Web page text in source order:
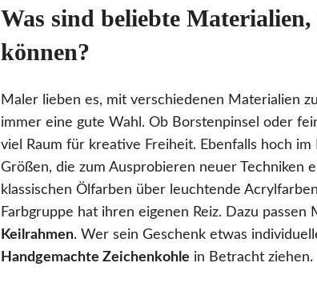
Was sind beliebte
können?
Maler lieben es, mit verschiedenen Materialien
immer eine gute Wahl. Ob Borstenpinsel oder
viel Raum für kreative Freiheit. Ebenfalls hoch im
Größen, die zum Ausprobieren neuer Techniken
klassischen Ölfarben über leuchtende
Farbgruppe hat ihren eigenen Reiz. Dazu passen
Keilrahmen. Wer sein Geschenk etwas
Handgemachte Zeichenkohle in Betracht ziehen.